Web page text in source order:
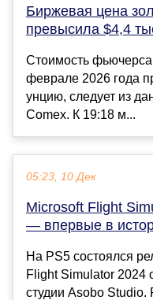
Биржевая цена
превысила $4,4
Стоимость фьючерса
феврале 2026 года
унцию, следует из
Comex. К 19:18 м...
05:23, 10 Дек
Microsoft Flight
— впервые в
На PS5 состоялся
Flight Simulator 2024
студии Asobo